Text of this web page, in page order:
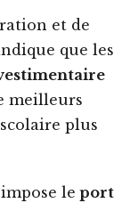
et de
que les
meilleurs
plus
le port